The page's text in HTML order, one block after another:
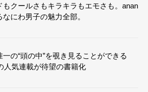
もクールさもキラキラもエモさも。anan
なにわ男子の魅力全部。
一の“頭の中”を覗き見ることができる
人気連載が待望の書籍化